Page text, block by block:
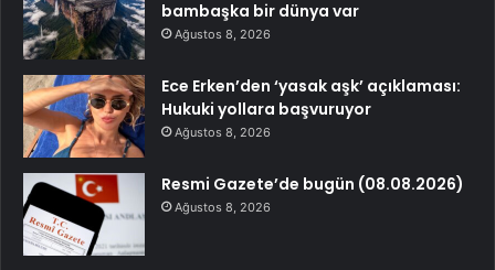
bambaşka bir dünya var
Ağustos 8, 2026
Ece Erken’den ‘yasak aşk’ açıklaması:
Hukuki yollara başvuruyor
Ağustos 8, 2026
Resmi Gazete’de bugün (08.08.2026)
Ağustos 8, 2026